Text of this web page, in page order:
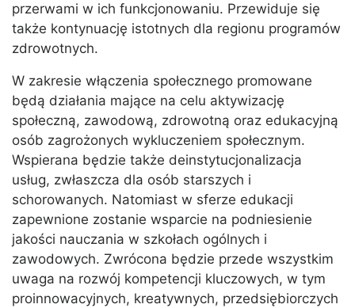
przerwami w ich funkcjonowaniu. Przewiduje się
także kontynuację istotnych dla regionu programów
zdrowotnych.
W zakresie włączenia społecznego promowane
będą działania mające na celu aktywizację
społeczną, zawodową, zdrowotną oraz edukacyjną
osób zagrożonych wykluczeniem społecznym.
Wspierana będzie także deinstytucjonalizacja
usług, zwłaszcza dla osób starszych i
schorowanych. Natomiast w sferze edukacji
zapewnione zostanie wsparcie na podniesienie
jakości nauczania w szkołach ogólnych i
zawodowych. Zwrócona będzie przede wszystkim
uwaga na rozwój kompetencji kluczowych, w tym
proinnowacyjnych, kreatywnych, przedsiębiorczych